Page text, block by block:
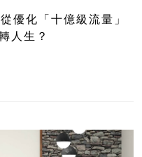
優化「十億級流量」
人生？